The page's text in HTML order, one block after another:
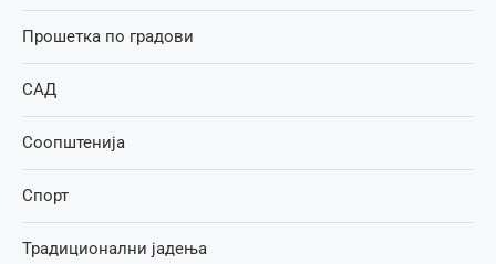
Прошетка по градови
САД
Соопштенија
Спорт
Традиционални јадења